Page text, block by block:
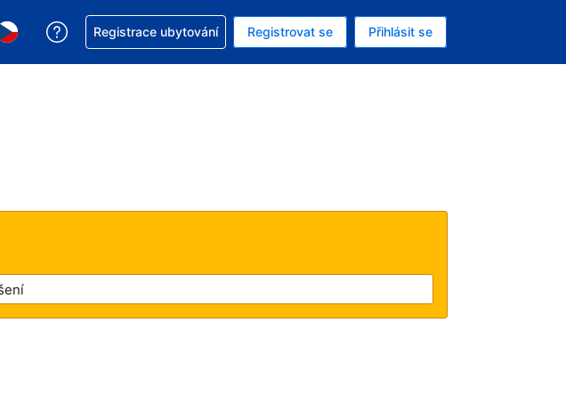
měnu. Aktuálně zvolená měna: Česká koruna
Vyberte si jazyk. Aktuálně zvolený jazyk: V češtině
Asistence s rezervací
Registrace ubytování Registrovat se Přihlásit se